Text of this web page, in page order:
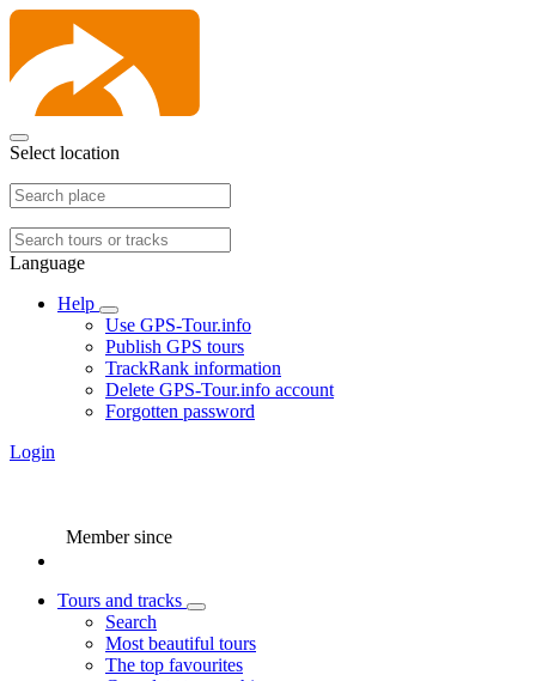
Select location
Language
Help
Use GPS-Tour.info
Publish GPS tours
TrackRank information
Delete GPS-Tour.info account
Forgotten password
Login
Member since
Tours and tracks
Search
Most beautiful tours
The top favourites